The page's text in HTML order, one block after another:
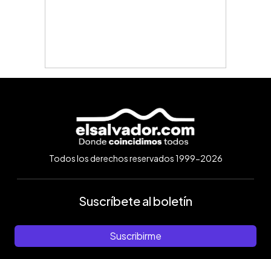
Todos los derechos reservados 1999-2026
Suscríbete al boletín
Suscribirme